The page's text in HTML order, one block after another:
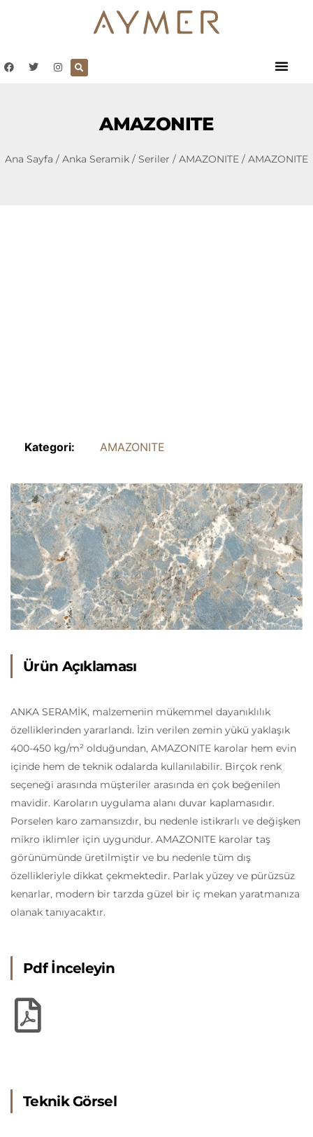
AMAZONITE
Ana Sayfa / Anka Seramik / Seriler / AMAZONITE / AMAZONITE
Kategori: AMAZONITE
Ürün Açıklaması
ANKA SERAMİK, malzemenin mükemmel dayanıklılık
özelliklerinden yararlandı. İzin verilen zemin yükü yaklaşık
400-450 kg/m² olduğundan, AMAZONITE karolar hem evin
içinde hem de teknik odalarda kullanılabilir. Birçok renk
seçeneği arasında müşteriler arasında en çok beğenilen
mavidir. Karoların uygulama alanı duvar kaplamasıdır.
Porselen karo zamansızdır, bu nedenle istikrarlı ve değişken
mikro iklimler için uygundur. AMAZONITE karolar taş
görünümünde üretilmiştir ve bu nedenle tüm dış
özellikleriyle dikkat çekmektedir. Parlak yüzey ve pürüzsüz
kenarlar, modern bir tarzda güzel bir iç mekan yaratmanıza
olanak tanıyacaktır.
Pdf İnceleyin
Teknik Görsel